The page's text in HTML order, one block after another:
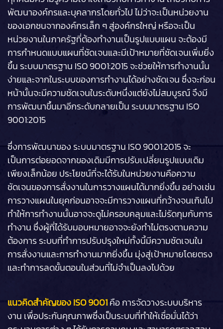
พัฒนาองค์กรและบุคลากรโดยทั่วไป ไม่ว่าจะเป็นหน่วยงาน
ของเอกชนจากองค์กรเล็ก ๆ สู่องค์กรใหญ่ หรือจะเป็น
หน่วยงานในภาครัฐที่ต้องทำงานเป็นรูปแบบแผน จะต้องมี
การกำหนดแบบแผนที่ชัดเจนและมีเป้าหมายที่ชัดเจนเพิ่มยิ่ง
ขึ้น ระบบมาตรฐาน ISO 9001:2015 จะช่วยให้การทำงานนั้น
ง่ายและจากในระบบของการทำงานได้อย่างชัดเจน ซึ่งจะก่อน
หน้านั้นจะมีความชัดเจนในระดับหนึ่งแต่ยังไม่สมบูรณ์ จึงมี
การพัฒนาขึ้นมาอีกระดับกลายเป็น ระบบมาตรฐาน ISO
9001:2015
ซึ่งการพัฒนาของ ระบบมาตรฐาน ISO 9001:2015 จะ
เป็นการต่อยอดจากของเดิมมีการปรับเปลี่ยนรูปแบบเดิม
เพียงเล็กน้อย ประโยชน์ที่จะได้รับในหน่วยงานคือความ
ชัดเจนของการสั่งงานในการวางแผนได้มากยิ่งขึ้น อย่างเช่น
การวางแผนในยุคก่อนอาจจะมีการวางแผนที่กว้างจนเกินไป
ทำให้การทำงานนั้นอาจจะดูไม่ครอบคลุมและไม่รัดกุมกับการ
ทำงาน ซึ่งผู้ที่ได้รับมอบหมายอาจจะยังทำไม่ตรงตามความ
ต้องการ ระบบที่ทำการปรับปรุงใหม่ทั้งนี้มีความชัดเจนใน
การสั่งงานและการทำงานมากยิ่งขึ้น มุ่งสู่เป้าหมายโดยตรง
และทำการลดขั้นตอนในส่วนที่ไม่จำเป็นลงไปด้วย
แนวคิดสำคัญของ ISO 9001คือ การจัดวางระบบบริหาร
งาน เพื่อประกันคุณภาพซึ่งเป็นระบบที่ทำให้เชื่อมั่นได้ว่า